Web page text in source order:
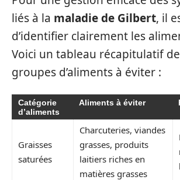
liés à la maladie de Gilbert, il
d’identifier clairement les
Voici un tableau récapitulatif
groupes d’aliments à éviter :
Catégorie
d’aliments
Aliments à éviter
Graisses
saturées
Charcuteries, viandes
grasses, produits
laitiers riches en
matières grasses